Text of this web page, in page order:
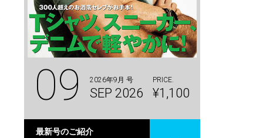
09 2026年9月 号
SEP 2026
PRICE.
¥1,100
最新号のご紹介